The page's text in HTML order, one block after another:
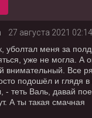
27 августа 2021 02:14
уболтал меня за
уже не могла. А
внимательный. Все
подошёл и глядя
- теть Валь, давай
А ты такая смачная